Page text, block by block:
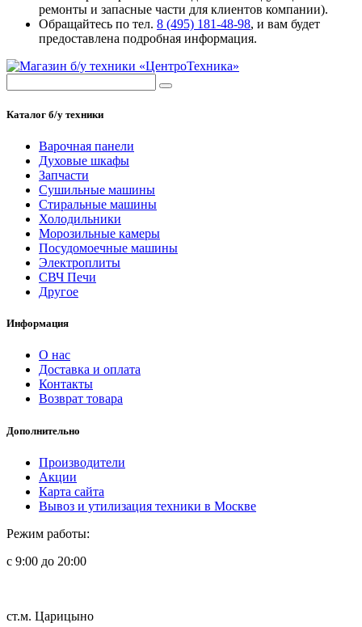
ремонты и запасные части для клиентов компании).
Обращайтесь по тел. 8 (495) 181-48-98, и вам будет
предоставлена подробная информация.
Каталог б/у техники
Варочная панели
Духовые шкафы
Запчасти
Сушильные машины
Стиральные машины
Холодильники
Морозильные камеры
Посудомоечные машины
Электроплиты
СВЧ Печи
Другое
Информация
О нас
Доставка и оплата
Контакты
Возврат товара
Дополнительно
Производители
Акции
Карта сайта
Вывоз и утилизация техники в Москве
Режим работы:
с 9:00 до 20:00
ст.м. Царицыно